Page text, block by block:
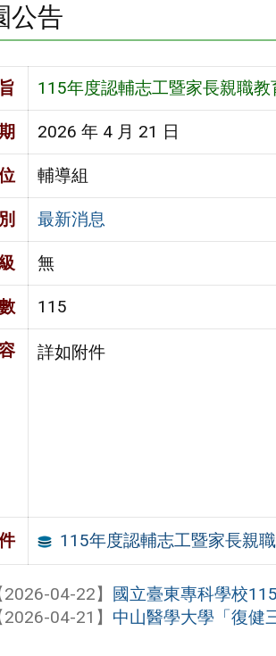
公告
115年度認輔志工暨家長親職
2026 年 4 月 21 日
輔導組
最新消息
無
115
詳如附件
115年度認輔志工暨家長親
2026-04-22】 國立臺東專科學校
2026-04-21】 中山醫學大學「復健